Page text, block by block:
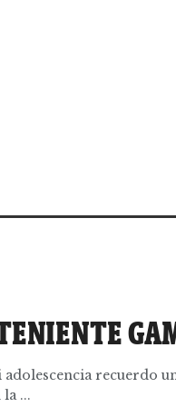
recuerdo
...